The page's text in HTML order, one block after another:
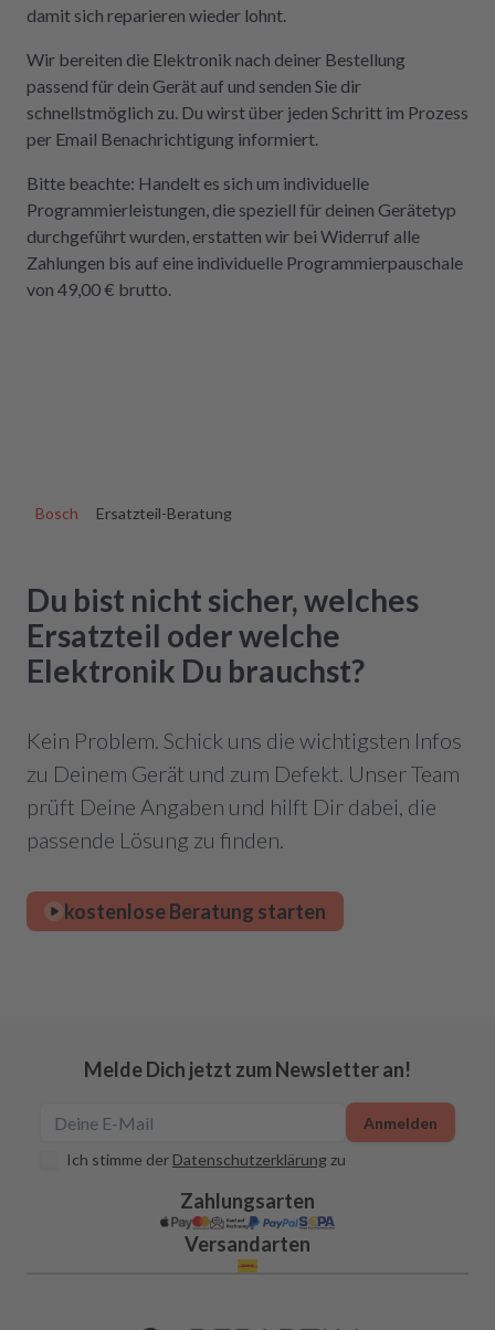
damit sich reparieren wieder lohnt.
Wir bereiten die Elektronik nach deiner Bestellung
passend für dein Gerät auf und senden Sie dir
schnellstmöglich zu. Du wirst über jeden Schritt im Prozess
per Email Benachrichtigung informiert.
Bitte beachte: Handelt es sich um individuelle
Programmierleistungen, die speziell für deinen Gerätetyp
durchgeführt wurden, erstatten wir bei Widerruf alle
Zahlungen bis auf eine individuelle Programmierpauschale
von 49,00 € brutto.
Bosch Ersatzteil-Beratung
Du bist nicht sicher, welches
Ersatzteil oder welche
Elektronik Du brauchst?
Kein Problem. Schick uns die wichtigsten Infos
zu Deinem Gerät und zum Defekt. Unser Team
prüft Deine Angaben und hilft Dir dabei, die
passende Lösung zu finden.
kostenlose Beratung starten
Melde Dich jetzt zum Newsletter an!
Ich stimme der Datenschutzerklärung zu
Anmelden
Zahlungsarten
Versandarten